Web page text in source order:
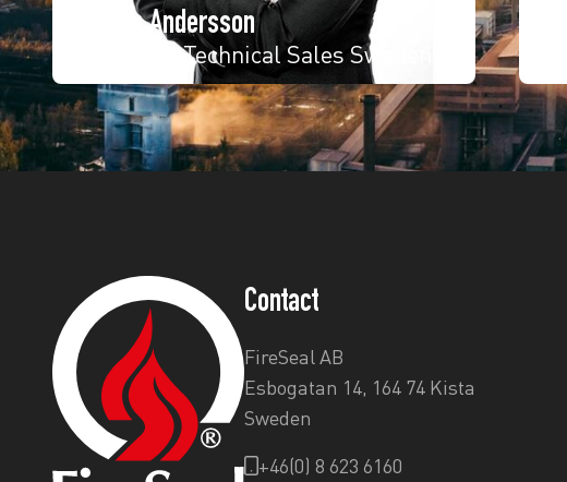
Anton Andersson
Regional Technical Sales Sweden
Contact
FireSeal AB
Esbogatan 14, 164 74 Kista
Sweden
+46(0) 8 623 6160